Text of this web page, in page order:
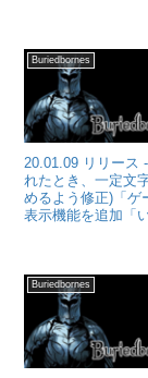
Buriedbornes
20.01.09 リリース
れたとき、一定文
めるよう修正)「ゲ
表示機能を追加「
Buriedbornes